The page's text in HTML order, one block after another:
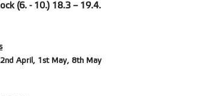
(6. - 10.) 18.3 – 19.4.
April, 1st May, 8th May